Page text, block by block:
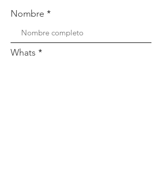
Nombre
Whats